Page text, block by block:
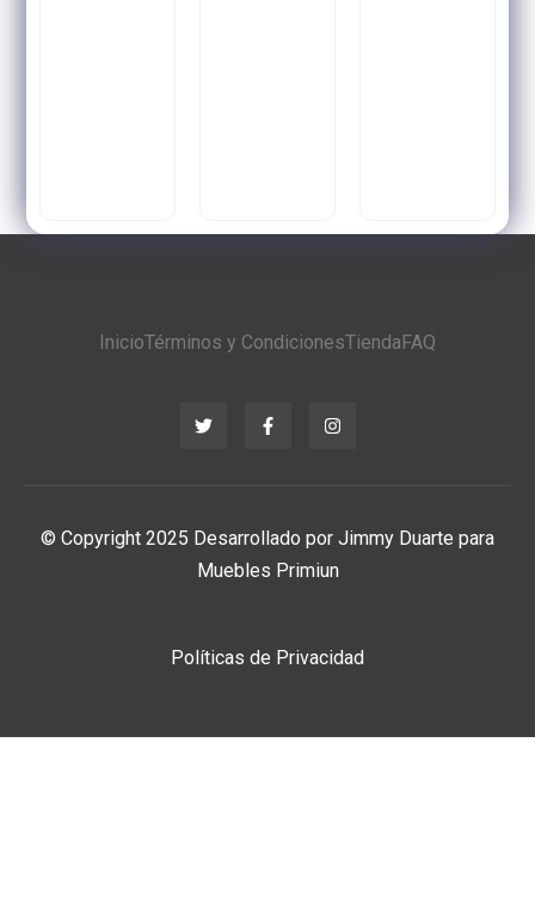
InicioTérminos y CondicionesTiendaFAQ
© Copyright 2025 Desarrollado por Jimmy Duarte para
Muebles Primiun
Políticas de Privacidad